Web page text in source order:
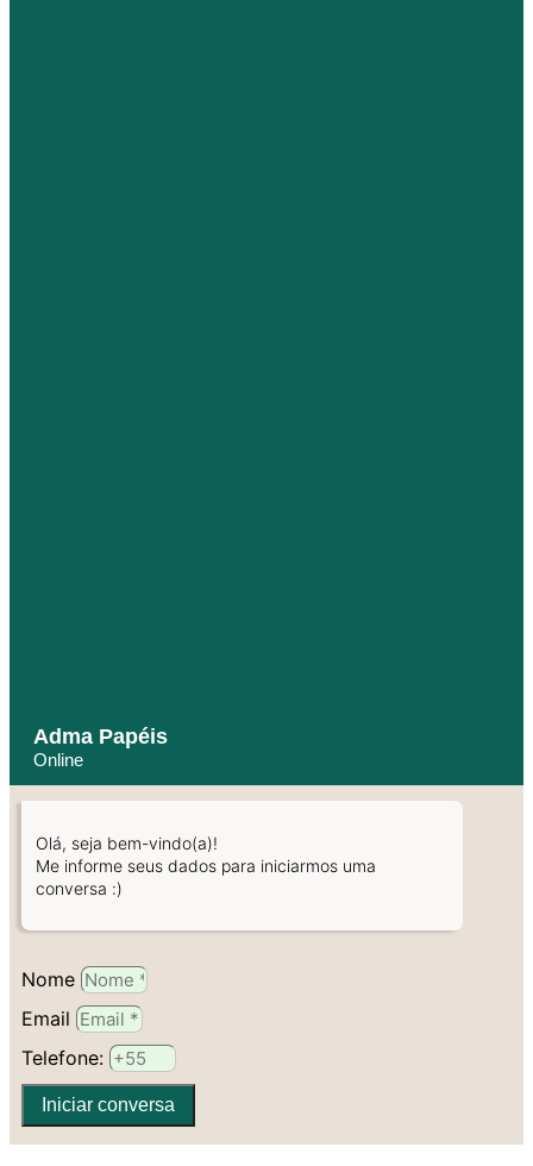
Adma Papéis
Online
Olá, seja bem-vindo(a)!
Me informe seus dados para iniciarmos uma
conversa :)
Nome
Email
Telefone:
Iniciar conversa